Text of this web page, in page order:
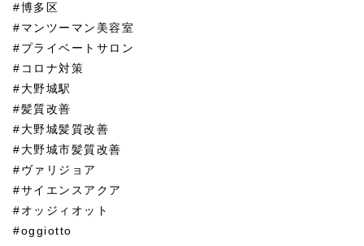
#博多区
#マンツーマン美容室
#プライベートサロン
#コロナ対策
#大野城駅
#髪質改善
#大野城髪質改善
#大野城市髪質改善
#ヴァリジョア
#サイエンスアクア
#オッジィオット
#oggiotto